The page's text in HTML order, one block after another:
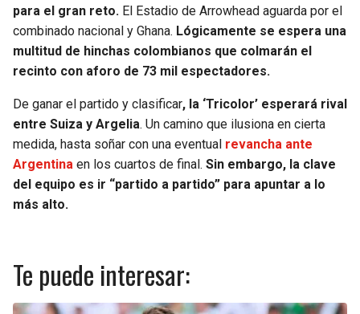
para el gran reto. El Estadio de Arrowhead aguarda por el
combinado nacional y Ghana. Lógicamente se espera una
multitud de hinchas colombianos que colmarán el
recinto con aforo de 73 mil espectadores.
De ganar el partido y clasificar, la ‘Tricolor’ esperará rival
entre Suiza y Argelia. Un camino que ilusiona en cierta
medida, hasta soñar con una eventual revancha ante
Argentina en los cuartos de final. Sin embargo, la clave
del equipo es ir “partido a partido” para apuntar a lo
más alto.
Te puede interesar: